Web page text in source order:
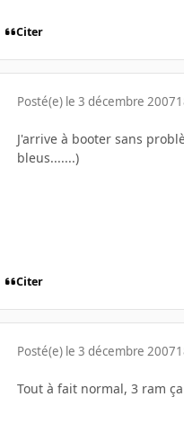
Citer
Posté(e) le 3 décembre 2007
J'arrive à booter sans
bleus.......)
Citer
Posté(e) le 3 décembre 2007
Tout à fait normal, 3 ram